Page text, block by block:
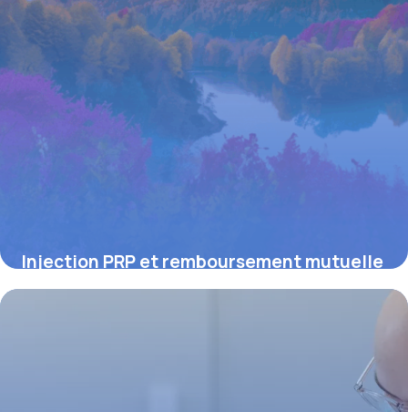
Injection PRP et remboursement mutuelle
: ce que vous devez savoir pour optimiser